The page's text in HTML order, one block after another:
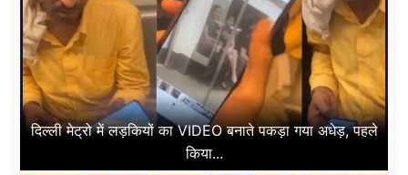
दिल्ली मेट्रो में लड़कियों का VIDEO बनाते पकड़ा गया अधेड़, पहले
किया...